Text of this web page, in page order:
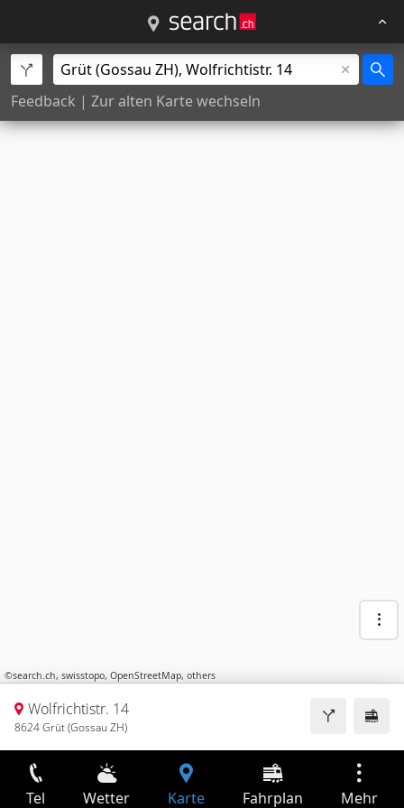
Feedback | Zur alten Karte wechseln
©search.ch, swisstopo, OpenStreetMap, others
Wolfrichtistr. 14
8624 Grüt (Gossau ZH)
Tel Wetter Karte Fahrplan Mehr